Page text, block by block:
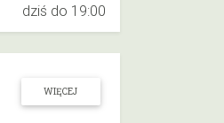
dziś do 19:00
WIĘCEJ